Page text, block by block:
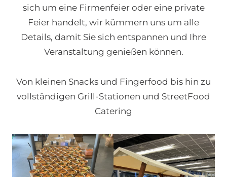
sich um eine Firmenfeier oder eine private
Feier handelt, wir kümmern uns um alle
Details, damit Sie sich entspannen und Ihre
Veranstaltung genießen können.
Von kleinen Snacks und Fingerfood bis hin zu
vollständigen Grill-Stationen und StreetFood
Catering